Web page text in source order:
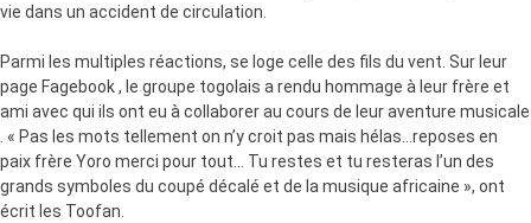
vie dans un accident de circulation.
Parmi les multiples réactions, se loge celle des fils du vent. Sur leur
page Fagebook , le groupe togolais a rendu hommage à leur frère et
ami avec qui ils ont eu à collaborer au cours de leur aventure musicale
. « Pas les mots tellement on n’y croit pas mais hélas…reposes en
paix frère Yoro merci pour tout… Tu restes et tu resteras l’un des
grands symboles du coupé décalé et de la musique africaine », ont
écrit les Toofan.